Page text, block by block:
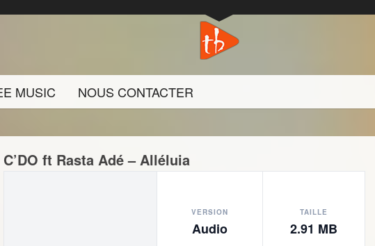
MUSIC NOUS CONTACTER
C’DO ft Rasta Adé – Alléluia
VERSION
Audio
TAILLE
2.91 MB